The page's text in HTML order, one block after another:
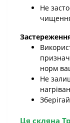
Не
норм
Не
Ця скляна